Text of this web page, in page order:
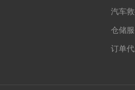
汽车
仓储
订单